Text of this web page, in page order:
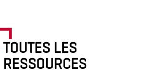
TOUTES LES
RESSOURCES